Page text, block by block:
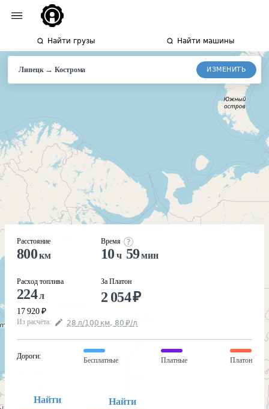
Найти грузы Найти машины
Липецк→Кострома ИЗМЕНИТЬ
Расстояние
800км
Расход топлива
224л
17 920 ₽
Время
10 ч 59мин
За Платон
2 054₽
Из расчёта: 28 л/100 км, 80 ₽/л
Дороги:
Бесплатные Платные Платон
Найти Найти